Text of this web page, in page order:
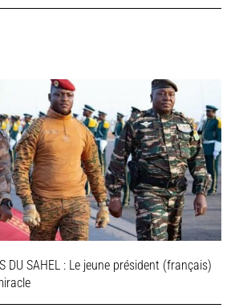
DU SAHEL : Le jeune président (français)